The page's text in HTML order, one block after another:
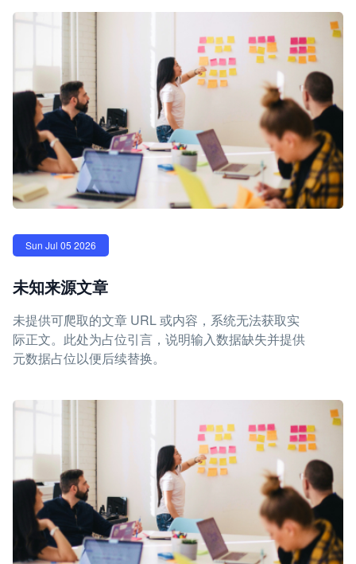
Sun Jul 05 2026
未知来源文章
未提供可爬取的文章 URL 或内容，系统无法获取实
际正文。此处为占位引言，说明输入数据缺失并提供
元数据占位以便后续替换。